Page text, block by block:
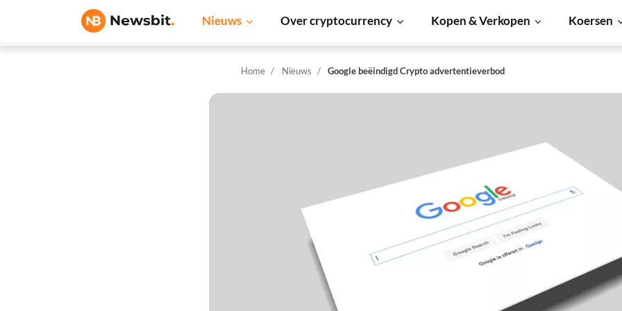
Nieuws Over cryptocurrency Kopen & Verkopen Koersen
Home Nieuws Google beëindigd Crypto advertentieverbod